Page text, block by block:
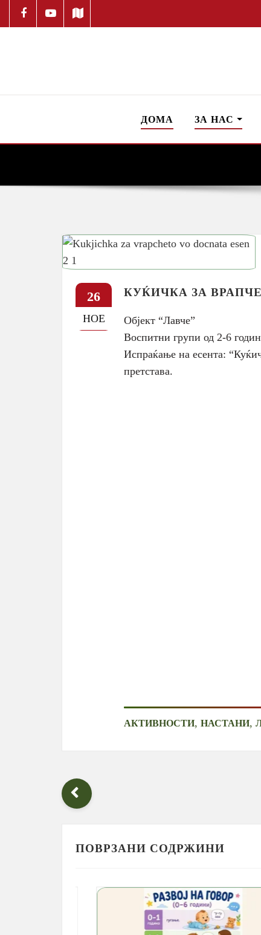
ДОМА ЗА НАС
26
НОЕ
КУЌИЧКА ЗА
Објект “Лавче”
Воспитни групи од 2-6
Испраќање на есента:
претстава.
АКТИВНОСТИ, НАСТАНИ,
ПОВРЗАНИ СОДРЖИНИ